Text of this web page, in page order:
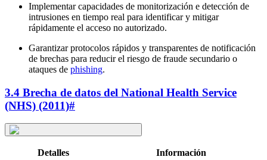
Implementar capacidades de monitorización e detección de
intrusiones en tiempo real para identificar y mitigar
rápidamente el acceso no autorizado.
Garantizar protocolos rápidos y transparentes de notificación
de brechas para reducir el riesgo de fraude secundario o
ataques de phishing.
3.4 Brecha de datos del National Health Service
(NHS) (2011)#
Detalles
Información